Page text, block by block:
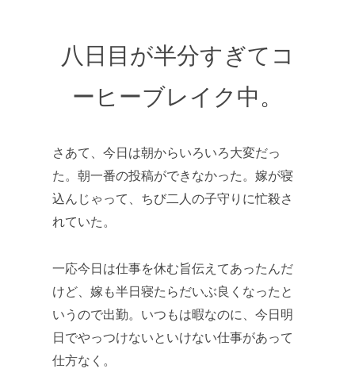
八日目が半分すぎてコ
ーヒーブレイク中。
さあて、今日は朝からいろいろ大変だっ
た。朝一番の投稿ができなかった。嫁が寝
込んじゃって、ちび二人の子守りに忙殺さ
れていた。
一応今日は仕事を休む旨伝えてあったんだ
けど、嫁も半日寝たらだいぶ良くなったと
いうので出勤。いつもは暇なのに、今日明
日でやっつけないといけない仕事があって
仕方なく。